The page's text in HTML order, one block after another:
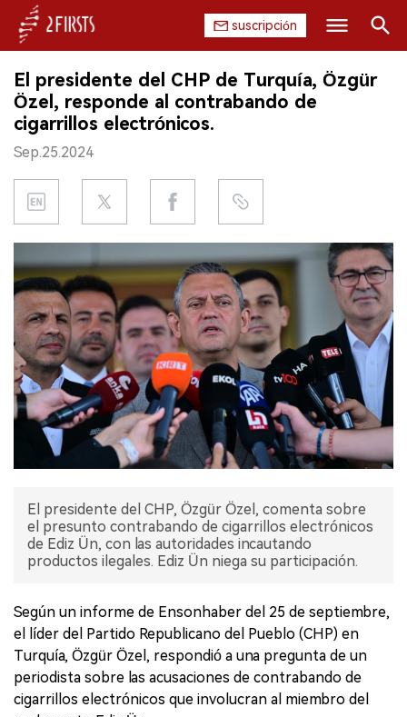
suscripción
INICIO
EMPRESA
PRODUCTO
REGULACIÓN
CHINA
DATOS
EXPOSICIÓN
ENTREVISTA
Buscar
El presidente del CHP de Turquía, Özgür
Özel, responde al contrabando de
cigarrillos electrónicos.
Sep.25.2024
El presidente del CHP, Özgür Özel, comenta sobre
el presunto contrabando de cigarrillos electrónicos
de Ediz Ün, con las autoridades incautando
productos ilegales. Ediz Ün niega su participación.
Según un informe de Ensonhaber del 25 de septiembre,
el líder del Partido Republicano del Pueblo (CHP) en
Turquía, Özgür Özel, respondió a una pregunta de un
periodista sobre las acusaciones de contrabando de
cigarrillos electrónicos que involucran al miembro del